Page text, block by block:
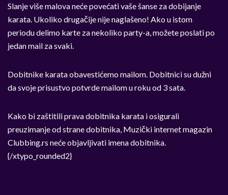
Slanje više malova neće povećati vaše šanse za dobijanje
karata. Ukoliko drugačije nije naglašeno! Ako u istom
periodu delimo karte za nekoliko party-a, možete poslati po
jedan mail za svaki.
Dobitnike karata obavestićemo mailom. Dobitnici su dužni
da svoje prisustvo potvrde mailom u roku od 3 sata.
Kako bi zaštitili prava dobitnika karata i osigurali
preuzimanje od strane dobitnika, Muzički internet magazin
Clubbing.rs neće objavljivati imena dobitnika.
{/xtypo_rounded2}